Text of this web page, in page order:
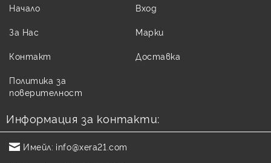
Начало
За Нас
Контакт
Политика за
поверителност
Вход
Марки
Доставка
Информация за контакти:
Имейл: info@xera21.com